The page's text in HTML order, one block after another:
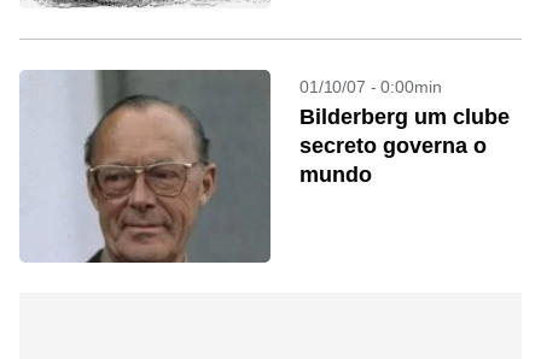
01/10/07 - 0:00min
Bilderberg um clube
secreto governa o
mundo